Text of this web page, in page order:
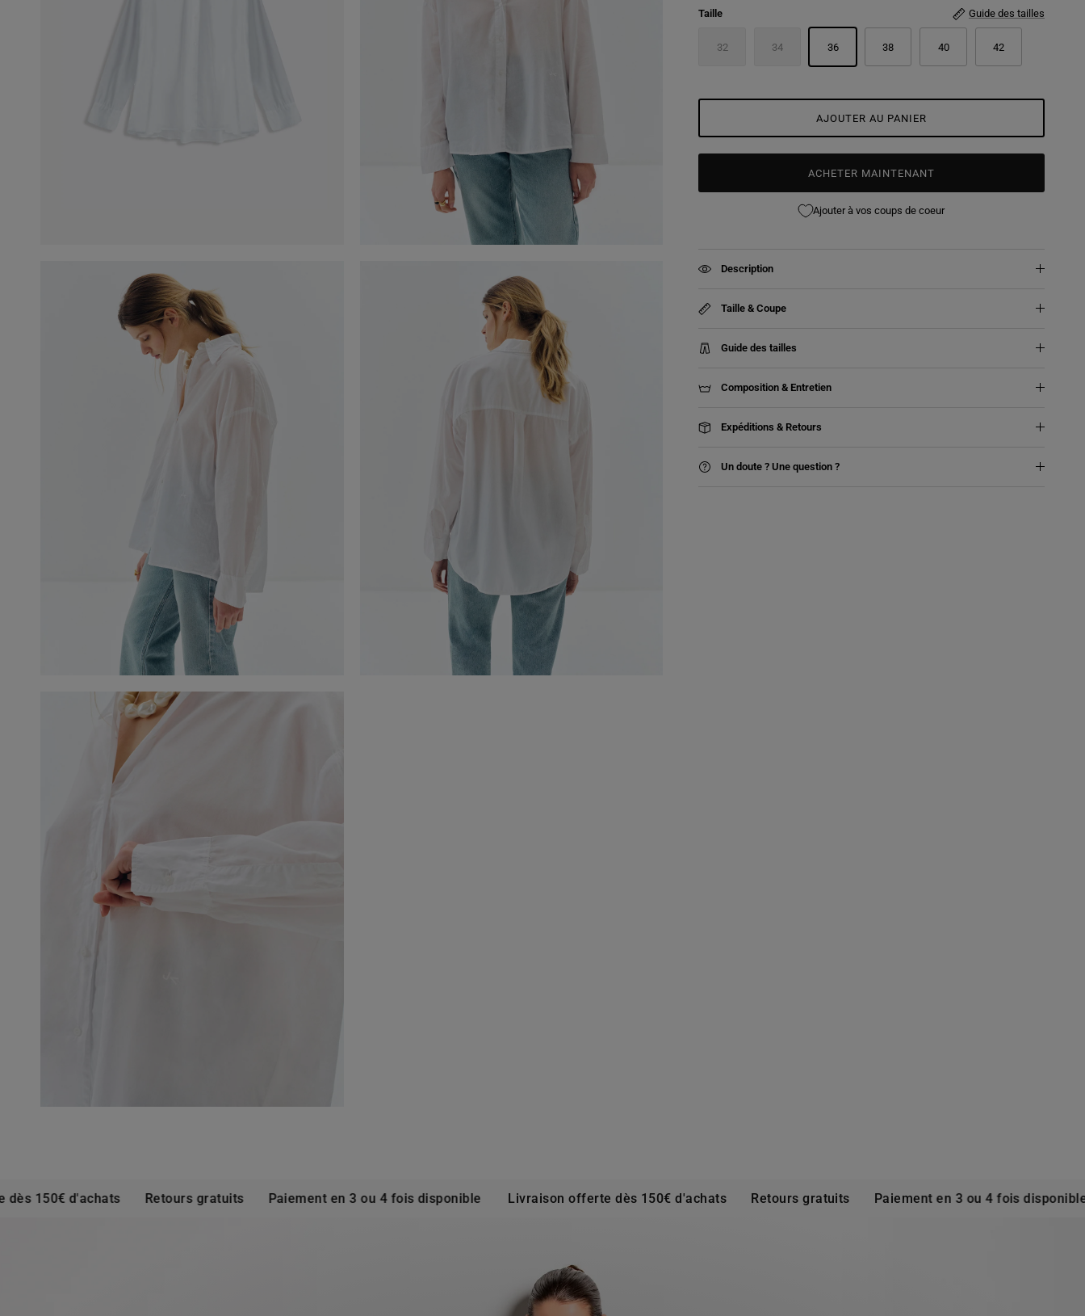
Taille Guide des tailles
32 34 36 38 40 42
AJOUTER AU PANIER
ACHETER MAINTENANT
Ajouter à vos coups de coeur
Description
Taille & Coupe
Guide des tailles
Composition & Entretien
Expéditions & Retours
Un doute ? Une question ?
d'achats Retours gratuits Paiement en 3 ou 4 fois disponible Livraison offerte dès 150€ d'achats Retours gratuits Paiement en 3 ou 4 fois disponible